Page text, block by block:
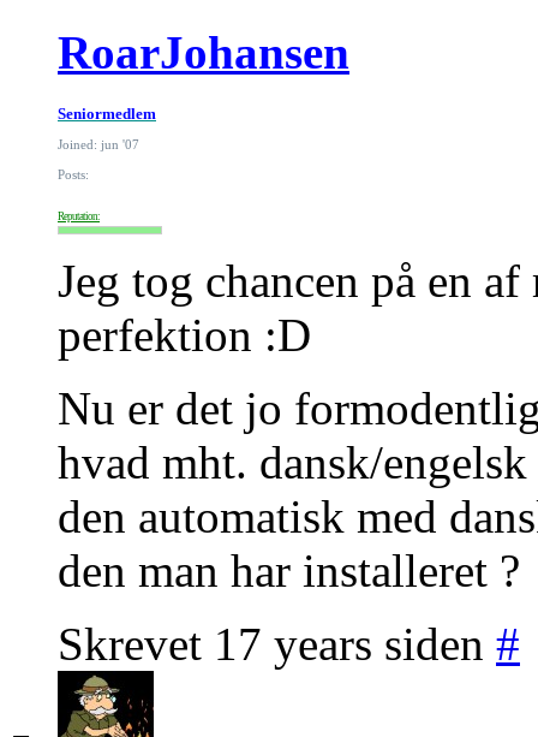
RoarJohansen
Seniormedlem
Joined: jun '07
Posts:
Reputation:
Jeg tog chancen på en
perfektion :D
Nu er det jo
hvad mht. dansk/
den automatisk med
den man har installeret ?
Skrevet 17 years siden #